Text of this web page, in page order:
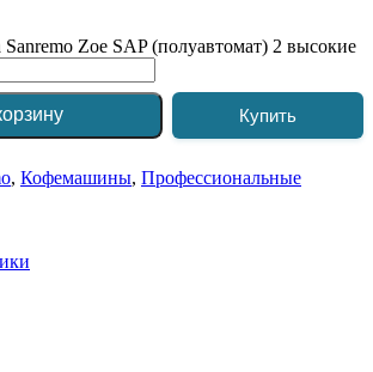
Sanremo Zoe SAP (полуавтомат) 2 высокие
Купить
, Кофемашины, Профессиональные